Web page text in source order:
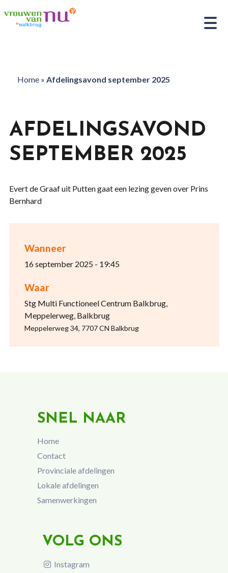
Home» Afdelingsavond september 2025
Wanneer
16 september 2025 - 19:45
Waar
Stg Multi Functioneel Centrum Balkbrug,
Meppelerweg, Balkbrug
Meppelerweg 34, 7707 CN Balkbrug
AFDELINGSAVOND
SEPTEMBER 2025
Evert de Graaf uit Putten gaat een lezing geven over Prins
Bernhard
SNEL NAAR
Home
Contact
Provinciale afdelingen
Lokale afdelingen
Samenwerkingen
VOLG ONS
Instagram